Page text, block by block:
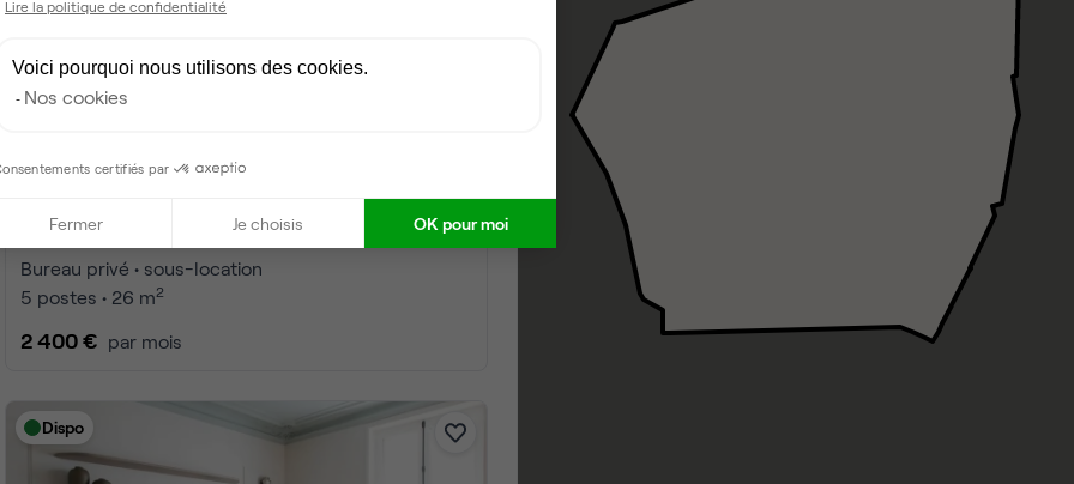
Lire la politique de confidentialité
Voici pourquoi nous utilisons des cookies.
Nos cookies
certifiés par
Fermer Je choisis OK pour moi